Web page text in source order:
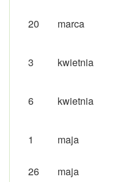
20 marca
3 kwietnia
6 kwietnia
1 maja
26 maja